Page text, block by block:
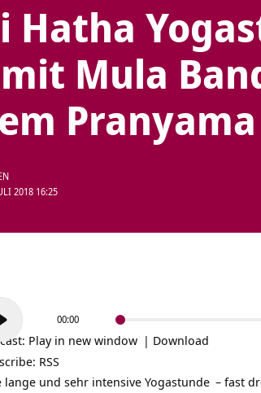
Hatha
Mula
Pranyama
2018 16:25
00:00
Play in new window | Download
RSS
lange und sehr intensive Yogastunde – fast